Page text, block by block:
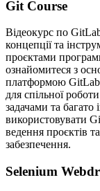
Git Course
Вiдеокурс по
концепції та
проєктами
ознайомитеся з
платформою
для спільної
задачами та
використовувати
ведення проєктів
забезпечення.
Selenium